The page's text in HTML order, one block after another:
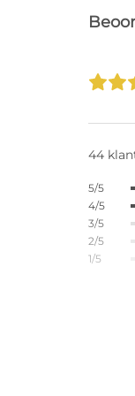
44
5/5
4/5
3/5
2/5
1/5